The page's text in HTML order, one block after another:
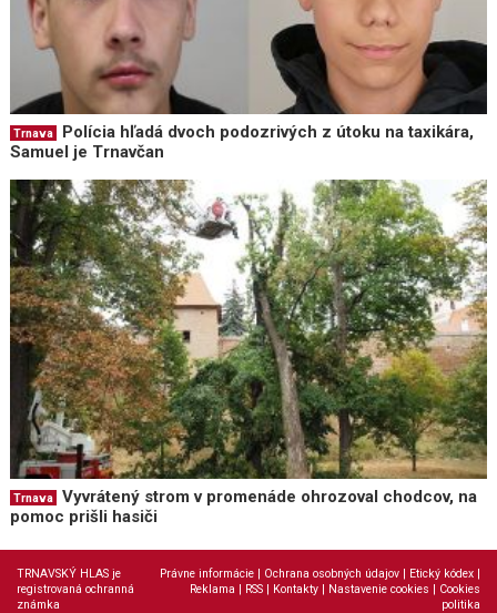
Trnava
Polícia hľadá dvoch podozrivých z útoku na taxikára,
Samuel je Trnavčan
Trnava
Vyvrátený strom v promenáde ohrozoval chodcov, na
pomoc prišli hasiči
TRNAVSKÝ HLAS je
registrovaná ochranná
známka
Právne informácie | Ochrana osobných údajov | Etický kódex |
Reklama | RSS | Kontakty | Nastavenie cookies | Cookies
politika